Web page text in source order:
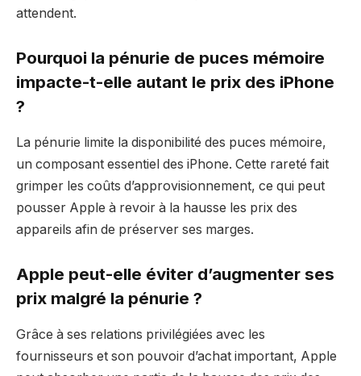
attendent.
Pourquoi la pénurie de puces mémoire
impacte-t-elle autant le prix des iPhone
?
La pénurie limite la disponibilité des puces mémoire,
un composant essentiel des iPhone. Cette rareté fait
grimper les coûts d’approvisionnement, ce qui peut
pousser Apple à revoir à la hausse les prix des
appareils afin de préserver ses marges.
Apple peut-elle éviter d’augmenter ses
prix malgré la pénurie ?
Grâce à ses relations privilégiées avec les
fournisseurs et son pouvoir d’achat important, Apple